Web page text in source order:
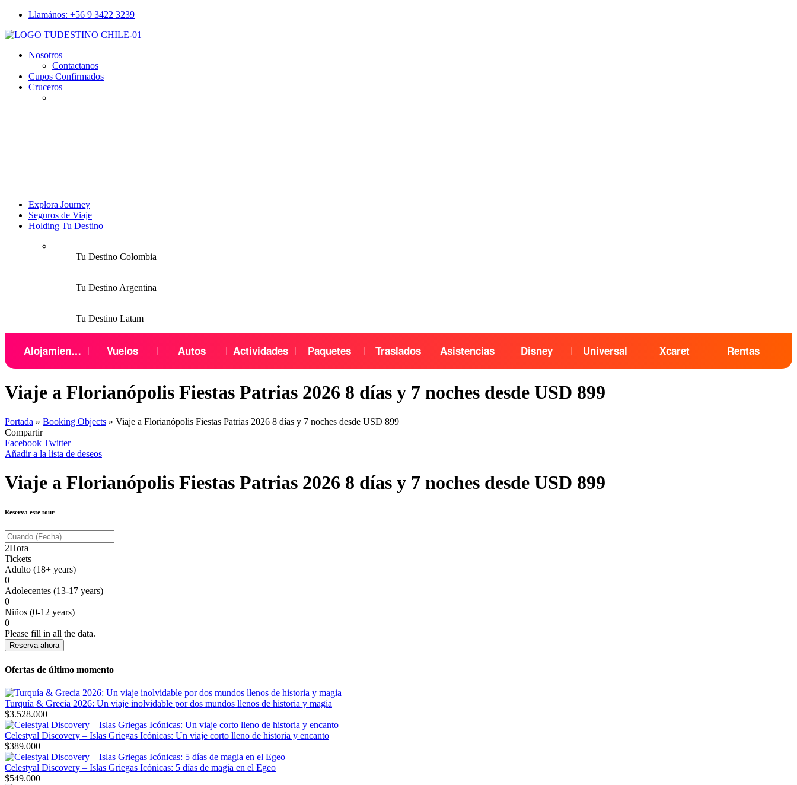
Llamános: +56 9 3422 3239
Nosotros
Contactanos
Cupos Confirmados
Cruceros
Explora Journey
Seguros de Viaje
Holding Tu Destino
Tu Destino Colombia
Tu Destino Argentina
Tu Destino Latam
Alojamientos Vuelos Autos Actividades Paquetes Traslados Asistencias Disney Universal Xcaret Rentas
Viaje a Florianópolis Fiestas Patrias 2026 8 días y 7 noches desde USD 899
Portada » Booking Objects » Viaje a Florianópolis Fiestas Patrias 2026 8 días y 7 noches desde USD 899
Compartir
Facebook Twitter
Añadir a la lista de deseos
Viaje a Florianópolis Fiestas Patrias 2026 8 días y 7 noches desde USD 899
Reserva este tour
2Hora
Tickets
Adulto (18+ years)
0
Adolecentes (13-17 years)
0
Niños (0-12 years)
0
Please fill in all the data.
Reserva ahora
Ofertas de último momento
Turquía & Grecia 2026: Un viaje inolvidable por dos mundos llenos de historia y magia
$3.528.000
Celestyal Discovery – Islas Griegas Icónicas: Un viaje corto lleno de historia y encanto
$389.000
Celestyal Discovery – Islas Griegas Icónicas: 5 días de magia en el Egeo
$549.000